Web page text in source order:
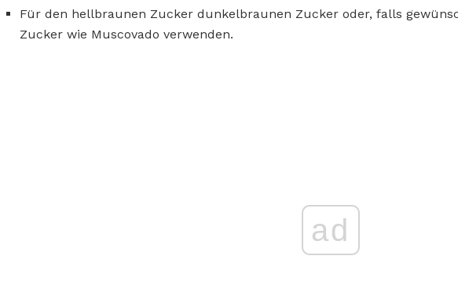
Für den hellbraunen Zucker dunkelbraunen Zucker oder, falls
Zucker wie Muscovado verwenden.
ad